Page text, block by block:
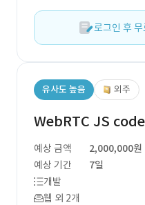
로그인 후
유사도 높음 외주
WebRTC JS
예상 금액
2,000,000원
예상 기간
7일
개발
웹 외 2개